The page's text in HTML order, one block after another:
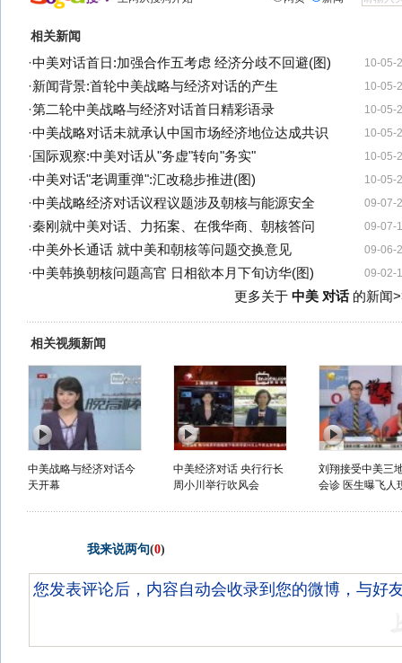
相关新闻
10-05-
·中美对话首日:加强合作五考虑 经济分歧不回避(图)
10-05-
·新闻背景:首轮中美战略与经济对话的产生
10-05-
·第二轮中美战略与经济对话首日精彩语录
10-05-
·中美战略对话未就承认中国市场经济地位达成共识
10-05-
· 国际观察:中美对话从"务虚"转向"务实"
10-05-
·中美对话"老调重弹":汇改稳步推进(图)
09-07-
·中美战略经济对话议程议题涉及朝核与能源安全
09-07-
·秦刚就中美对话、力拓案、在俄华商、朝核答问
09-06-
·中美外长通话 就中美和朝核等问题交换意见
09-02-
·中美韩换朝核问题高官 日相欲本月下旬访华(图)
更多关于 中美 对话的新闻
相关视频新闻
中美战略与经济对话今
天开幕
中美经济对话 央行行长
周小川举行吹风会
刘翔接受中美三
会诊 医生曝飞人
我来说两句(0)